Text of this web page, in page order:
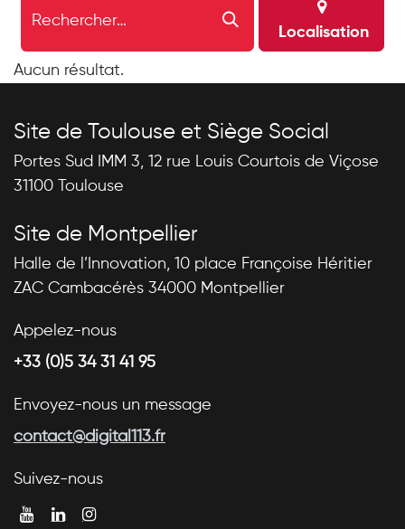
Localisation
Aucun résultat.
Site de Toulouse et Siège Social
Portes Sud IMM 3, 12 rue Louis Courtois de Viçose
31100 Toulouse
Site de Montpellier
Halle de l’Innovation, 10 place Françoise Héritier
ZAC Cambacérès 34000 Montpellier
Appelez-nous
+33 (0)5 34 31 41 95
Envoyez-nous un message
contact@digital113.fr
Suivez-nous